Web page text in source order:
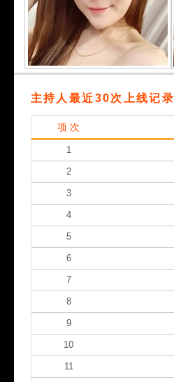
主持人最近30次上线记录
项 次
1
2
3
4
5
6
7
8
9
10
11